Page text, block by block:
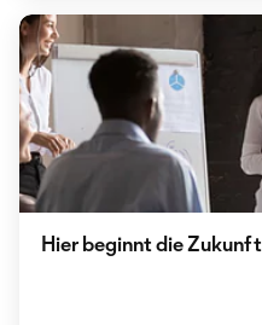
Hier beginnt die Zukunft